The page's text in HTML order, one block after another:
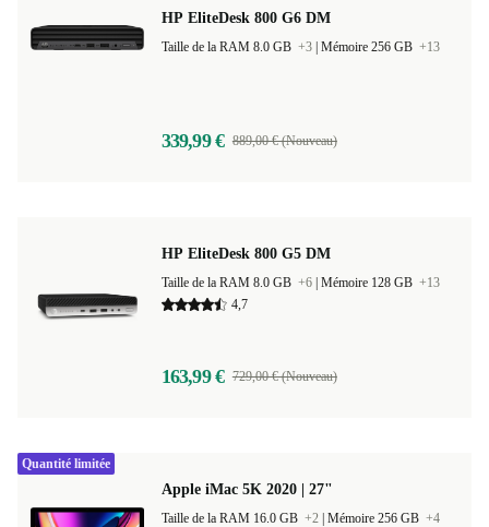
HP EliteDesk 800 G6 DM
Taille de la RAM 8.0 GB +3 Mémoire 256 GB +13
339,99 € 889,00 € (Nouveau)
HP EliteDesk 800 G5 DM
Taille de la RAM 8.0 GB +6 Mémoire 128 GB +13
4,7
163,99 € 729,00 € (Nouveau)
Apple iMac 5K 2020 | 27"
Taille de la RAM 16.0 GB +2 Mémoire 256 GB +4
Quantité limitée